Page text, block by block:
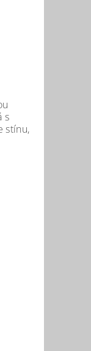
s
stínu,